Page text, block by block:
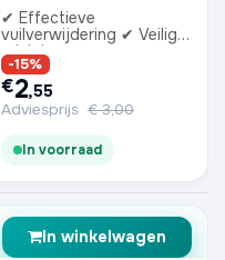
✔ Effectieve
vuilverwijdering ✔ Veilige
reiniging
-15%
€2,55
Adviesprijs €3,00
In voorraad
In winkelwagen